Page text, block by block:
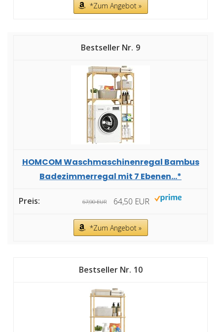
*Zum Angebot »
9
HOMCOM Waschmaschinenregal Bambus
Badezimmerregal mit 7 Ebenen...*
67,90 EUR 64,50 EUR
*Zum Angebot »
10